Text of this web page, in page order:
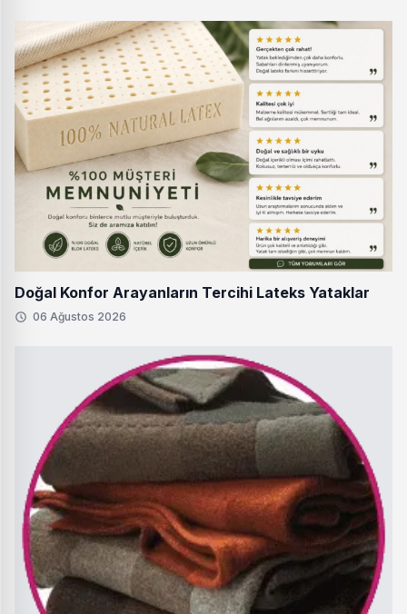
Doğal Konfor Arayanların Tercihi Lateks Yataklar
06 Ağustos 2026